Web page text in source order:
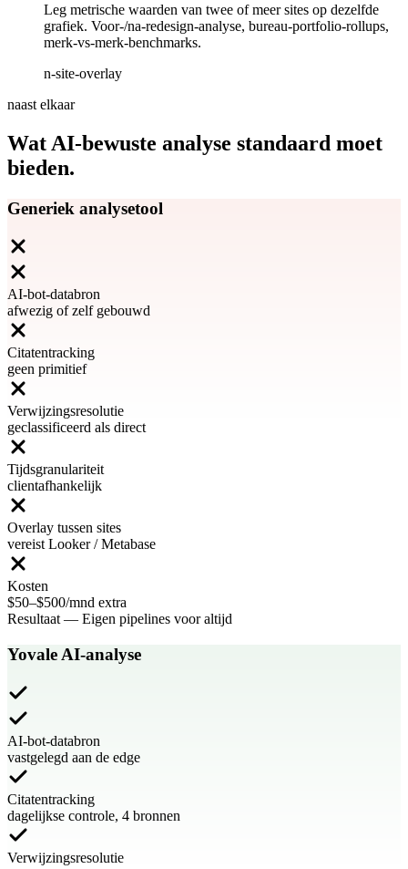
Leg metrische waarden van twee of meer sites op dezelfde
grafiek. Voor-/na-redesign-analyse, bureau-portfolio-rollups,
merk-vs-merk-benchmarks.
n-site-overlay
naast elkaar
Wat AI-bewuste analyse standaard moet
bieden.
Generiek analysetool
AI-bot-databron
afwezig of zelf gebouwd
Citatentracking
geen primitief
Verwijzingsresolutie
geclassificeerd als direct
Tijdsgranulariteit
clientafhankelijk
Overlay tussen sites
vereist Looker / Metabase
Kosten
$50–$500/mnd extra
Resultaat — Eigen pipelines voor altijd
Yovale AI-analyse
AI-bot-databron
vastgelegd aan de edge
Citatentracking
dagelijkse controle, 4 bronnen
Verwijzingsresolutie